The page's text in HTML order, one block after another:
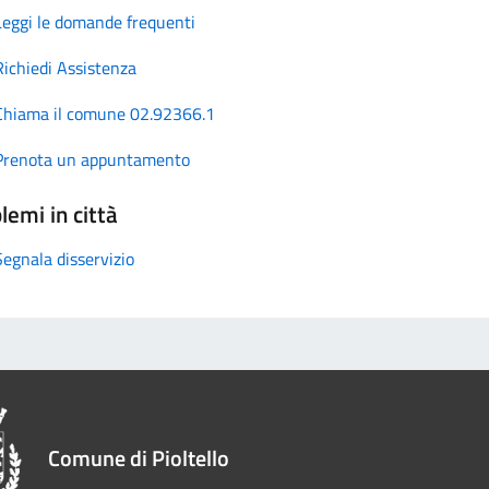
le domande frequenti
Assistenza
il comune 02.92366.1
un appuntamento
in città
disservizio
Comune di Pioltello